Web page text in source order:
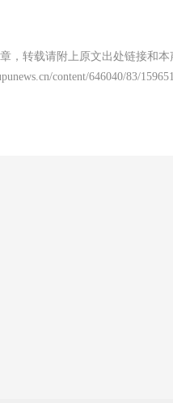
，转载请附上原文出处链接和本
content/646040/83/